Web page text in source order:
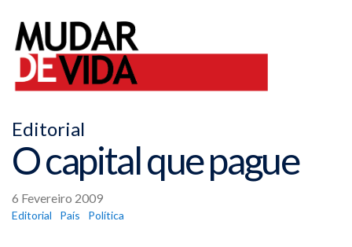
Editorial
O capital que pague
6 Fevereiro 2009
Editorial País Política